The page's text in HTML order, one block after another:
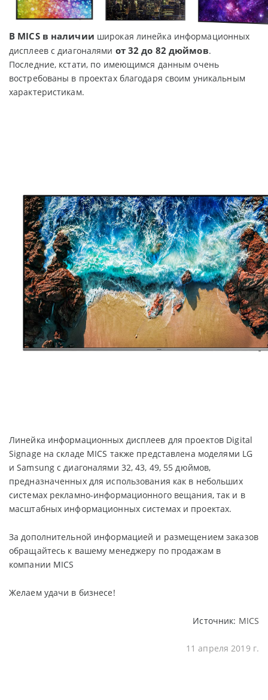
В MICS в наличии широкая линейка информационных
дисплеев с диагоналями от 32 до 82 дюймов.
Последние, кстати, по имеющимся данным очень
востребованы в проектах благодаря своим уникальным
характеристикам.
Линейка информационных дисплеев для проектов Digital
Signage на складе MICS также представлена моделями LG
и Samsung с диагоналями 32, 43, 49, 55 дюймов,
предназначенных для использования как в небольших
системах рекламно-информационного вещания, так и в
масштабных информационных системах и проектах.
За дополнительной информацией и размещением заказов
обращайтесь к вашему менеджеру по продажам в
компании MICS
Желаем удачи в бизнесе!
Источник: MICS
11 апреля 2019 г.